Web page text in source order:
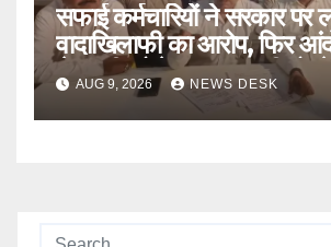
सफाई कर्मचारियों ने सरकार पर
वादाखिलाफी का आरोप, फिर
चेतावनी; बोले- जरूरत पड़ी तो
भी नहीं हटेंगे पीछे
AUG 9, 2026 NEWS DESK